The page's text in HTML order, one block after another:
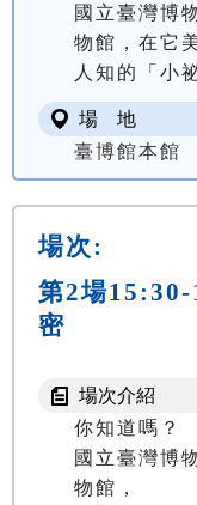
國立臺灣博
物館，在它
人知的「小
場 地
臺博館本館
場次:
第2場
密
場次介紹
你知道嗎？
國立臺灣博
物館，